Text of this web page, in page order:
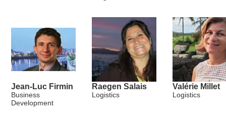
Jean-Luc Firmin
Business
Development
Raegen Salais
Logistics
Valérie Millet
Logistics